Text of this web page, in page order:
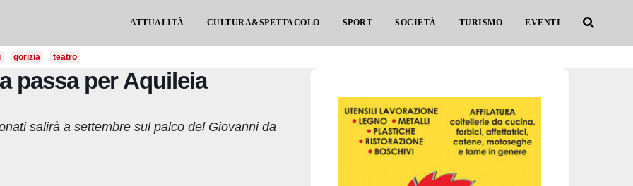
ATTUALITÀ CULTURA&SPETTACOLO SPORT SOCIETÀ TURISMO EVENTI
gorizia teatro
passa per Aquileia
salirà a settembre sul palco del Giovanni da